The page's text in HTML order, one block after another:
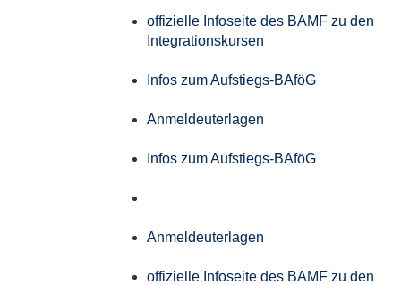
offizielle Infoseite des BAMF zu den
Integrationskursen
Infos zum Aufstiegs-BAföG
Anmeldeuterlagen
Infos zum Aufstiegs-BAföG
Anmeldeuterlagen
offizielle Infoseite des BAMF zu den